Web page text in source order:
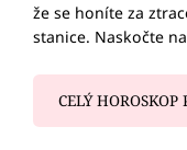
že se honíte za
stanice. Naskočte
CELÝ HOROSKOP